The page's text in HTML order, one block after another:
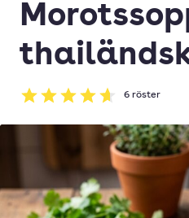
Betyg: 4.67 av 5
6 röster